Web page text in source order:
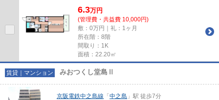
6.3万円
(管理費・共益費 10,000円)
敷：0万円｜礼：1ヶ月
所在階：8階
間取り：1K
面積：22.20㎡
賃貸｜マンション みおつくし堂島Ⅱ
京阪電鉄中之島線 「 中之島 」駅 徒歩7分